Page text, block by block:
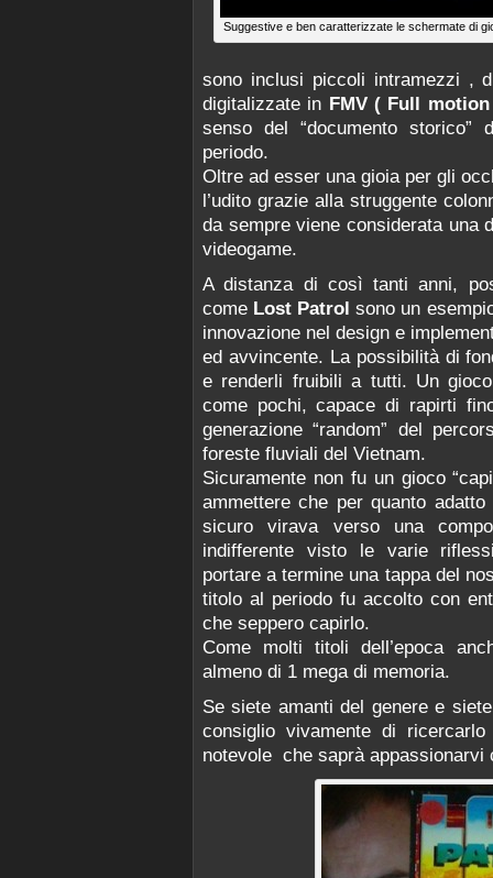
Suggestive e ben caratterizzate le schermate di
sono inclusi piccoli intramezzi ,
digitalizzate in FMV ( Full
senso del “documento storico”
periodo.
Oltre ad esser una gioia per gli
l’udito grazie alla struggente
da sempre viene considerata una
videogame.
A distanza di così tanti anni,
come Lost Patrol sono un
innovazione nel design e
ed avvincente. La possibilità di
e renderli fruibili a tutti. Un
come pochi, capace di rapirti
generazione “random” del
foreste fluviali del Vietnam.
Sicuramente non fu un gioco
ammettere che per quanto
sicuro virava verso una
indifferente visto le varie
portare a termine una tappa del
titolo al periodo fu accolto con
che seppero capirlo.
Come molti titoli dell’epoca
almeno di 1 mega di memoria.
Se siete amanti del genere e
consiglio vivamente di
notevole che saprà appassionarvi